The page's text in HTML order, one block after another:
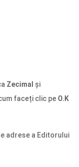
Zecimal și
faceți clic pe O.K
adrese a Editorului